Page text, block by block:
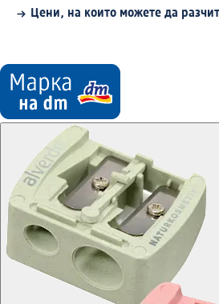
Цени, на които можете да